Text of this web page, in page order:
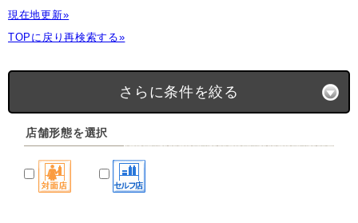
現在地更新»
TOPに戻り再検索する»
さらに条件を絞る
店舗形態を選択